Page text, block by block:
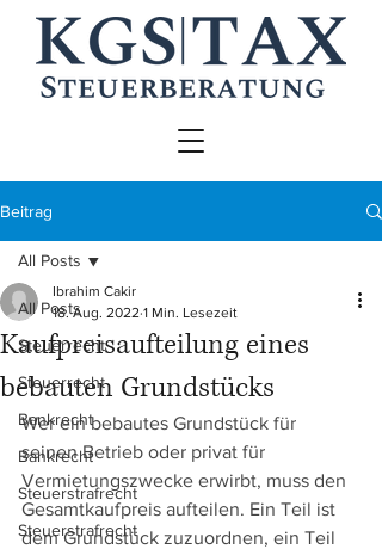
Beitrag
All Posts
Steuerrecht
Steuerrecht
Bankrecht
Bankrecht
Steuerstrafrecht
Steuerstrafrecht
All Posts
Kaufpreisaufteilung eines
bebauten Grundstücks
Ibrahim Cakir
18. Aug. 2022 1 Min. Lesezeit
Wer ein bebautes Grundstück für
seinen Betrieb oder privat für
Vermietungszwecke erwirbt, muss den
Gesamtkaufpreis aufteilen. Ein Teil ist
dem Grundstück zuzuordnen, ein Teil